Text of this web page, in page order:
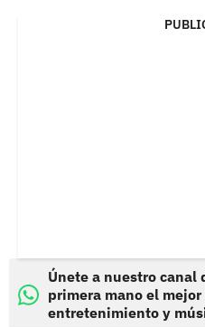
Únete a nuestro canal
primera mano el
entretenimiento y